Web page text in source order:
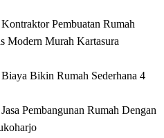
Pembuatan Rumah
Modern Murah Kartasura
Bikin Rumah Sederhana 4
Pembangunan Rumah Dengan